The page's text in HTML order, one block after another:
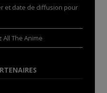
et date de diffusion pour
All The Anime